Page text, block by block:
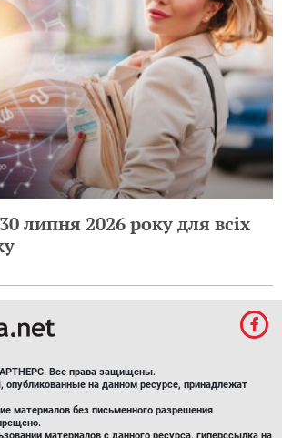
липня 2026 року для всіх
Все права защищены.
опубликованные на данном ресурсе, принадлежат
материалов без письменного разрешения
материалов с данного ресурса, гиперссылка на